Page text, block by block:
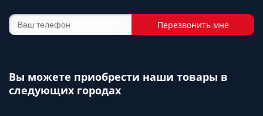
Перезвонить мне
Вы можете приобрести наши товары в
следующих городах